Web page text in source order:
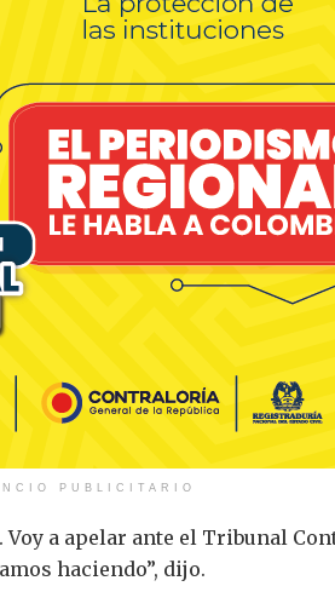
PUBLICITARIO
a apelar ante el Tribunal
haciendo”, dijo.